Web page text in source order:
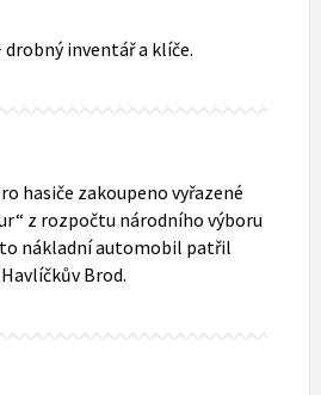
drobný inventář a klíče.
hasiče zakoupeno vyřazené
z rozpočtu národního výboru
nákladní automobil patřil
Brod.